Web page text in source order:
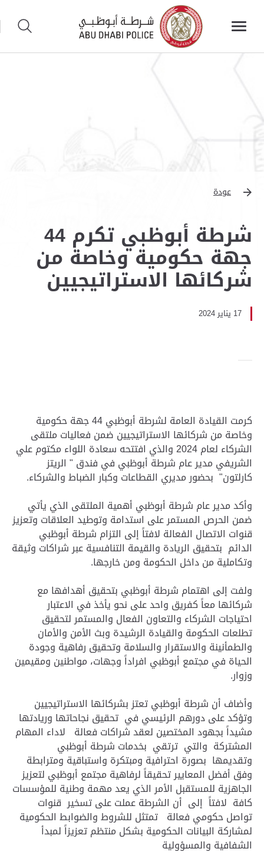
عودة
شرطة أبوظبي تكرم 44
جهة حكومية وخاصة من
شركائها الاستراتيجيين
17 يناير 2024
كرمت القيادة العامة لشرطة أبوظبي 44 جهة حكومية
وخاصة من شركائها الاستراتيجيين ضمن فعاليات ملتقى
الشركاء لعام 2024 والذي افتتحه سعادة اللواء مكتوم علي
الشريفي مدير عام شرطة أبوظبي في فندق " الريتز
كارلتون" بحضور مديري القطاعات وكبار الضباط والشركاء.
وأكد مدير عام شرطة أبوظبي أهمية الملتقى الذي يأتي
ضمن الحرص المستمر على استدامة وتوطيد العلاقات وتعزيز
قنوات الاتصال الفعالة لافتاً إلى التزام شرطة أبوظبي
الدائم بتحقيق الريادة والقيمة التنافسية عبر شراكات وثيقة
وتكاملية من داخل الحكومة ومن خارجها.
ولفت إلى اهتمام شرطة أبوظبي بتحقيق أهدافها مع
شركائها معاً كفريق واحد على نحو يأخذ في الاعتبار
احتياجات الشركاء والتعاون الفعال والمستمر لتحقيق
تطلعات الحكومة والقيادة الرشيدة وبث الأمن والأمان
والطمأنينة والاستقرار والسلامة وتحقيق رفاهية وجودة
الحياة في مجتمع أبوظبي افراداً وجهات، مواطنين ومقيمين
وزوار.
وأضاف أن شرطة أبوظبي تعتز بشركائها الاستراتيجيين
وتؤكد على دورهم الرئيسي في تحقيق نجاحاتها وريادتها
مشيداً بجهود المختصين لعقد شراكات فعالة لاداء المهام
المشتركة والتي ترتقي بخدمات شرطة أبوظبي
وتقديمها بصورة احترافية ومبتكرة واستباقية ومترابطة
وفق أفضل المعايير تحقيقاً لرفاهية مجتمع أبوظبي لتعزيز
الجاهزية للمستقبل الأمر الذي يعد مهمة وطنية للمؤسسات
كافة لافتاً إلى أن الشرطة عملت على تسخير قنوات
تواصل حكومي فعالة تمتثل للشروط والضوابط الحكومية
لمشاركة البيانات الحكومية بشكل منتظم تعزيزاً لمبدأ
الشفافية والمسؤولية